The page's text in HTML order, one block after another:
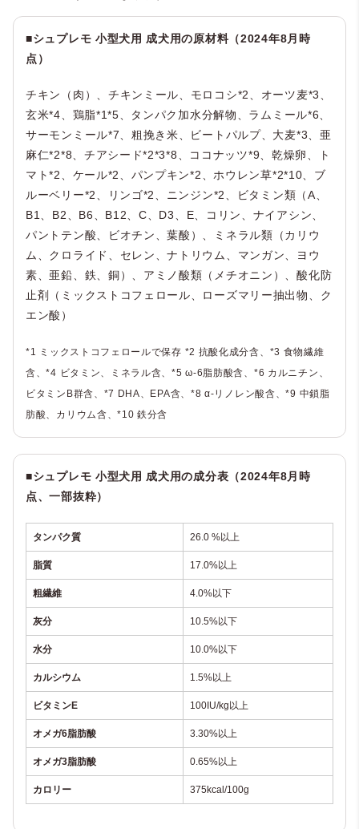
■シュプレモ 小型犬用 成犬用の原材料（2024年8月時
点）
チキン（肉）、チキンミール、モロコシ*2、オーツ麦*3、
玄米*4、鶏脂*1*5、タンパク加水分解物、ラムミール*6、
サーモンミール*7、粗挽き米、ビートパルプ、大麦*3、亜
麻仁*2*8、チアシード*2*3*8、ココナッツ*9、乾燥卵、ト
マト*2、ケール*2、パンプキン*2、ホウレン草*2*10、ブ
ルーベリー*2、リンゴ*2、ニンジン*2、ビタミン類（A、
B1、B2、B6、B12、C、D3、E、コリン、ナイアシン、
パントテン酸、ビオチン、葉酸）、ミネラル類（カリウ
ム、クロライド、セレン、ナトリウム、マンガン、ヨウ
素、亜鉛、鉄、銅）、アミノ酸類（メチオニン）、酸化防
止剤（ミックストコフェロール、ローズマリー抽出物、ク
エン酸）
*1 ミックストコフェロールで保存 *2 抗酸化成分含、*3 食物繊維
含、*4 ビタミン、ミネラル含、*5 ω-6脂肪酸含、*6 カルニチン、
ビタミンB群含、*7 DHA、EPA含、*8 α-リノレン酸含、*9 中鎖脂
肪酸、カリウム含、*10 鉄分含
■シュプレモ 小型犬用 成犬用の成分表（2024年8月時
点、一部抜粋）
タンパク質 26.0 %以上
脂質 17.0%以上
粗繊維 4.0%以下
灰分 10.5%以下
水分 10.0%以下
カルシウム 1.5%以上
ビタミンE 100IU/kg以上
オメガ6脂肪酸 3.30%以上
オメガ3脂肪酸 0.65%以上
カロリー 375kcal/100g